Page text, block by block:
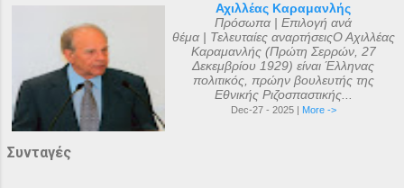
Αχιλλέας Καραμανλής
Πρόσωπα | Επιλογή ανά
θέμα | Τελευταίες αναρτήσειςΟ Αχιλλέας
Καραμανλής (Πρώτη Σερρών, 27
Δεκεμβρίου 1929) είναι Έλληνας
πολιτικός, πρώην βουλευτής της
Εθνικής Ριζοσπαστικής...
Dec-27 - 2025 | More ->
Συνταγές